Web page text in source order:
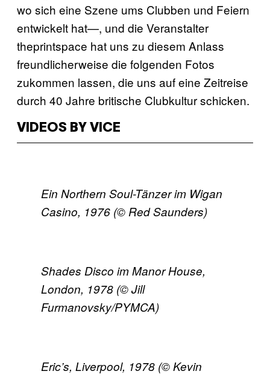
wo sich eine Szene ums Clubben und Feiern
entwickelt hat—, und die Veranstalter
theprintspace hat uns zu diesem Anlass
freundlicherweise die folgenden Fotos
zukommen lassen, die uns auf eine Zeitreise
durch 40 Jahre britische Clubkultur schicken.
VIDEOS BY VICE
Ein Northern Soul-Tänzer im Wigan
Casino, 1976 (© Red Saunders)
Shades Disco im Manor House,
London, 1978 (© Jill
Furmanovsky/PYMCA)
Eric’s, Liverpool, 1978 (© Kevin